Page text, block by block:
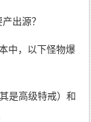
出源？
中，以下怪物爆
是高级特戒）和